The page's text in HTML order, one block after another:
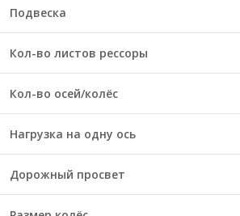
Подвеска
Кол-во листов рессоры
Кол-во осей/колёс
Нагрузка на одну ось
Дорожный просвет